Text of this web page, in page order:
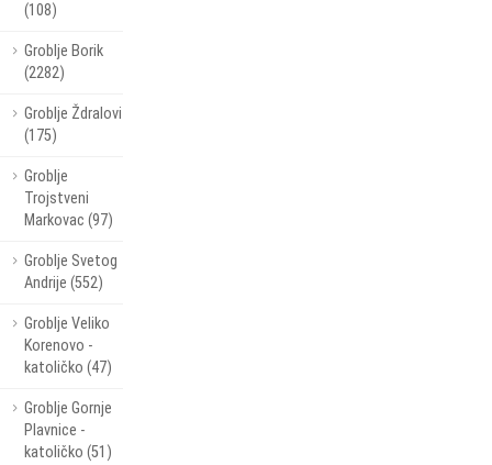
(108)
Groblje Borik
(2282)
Groblje Ždralovi
(175)
Groblje
Trojstveni
Markovac (97)
Groblje Svetog
Andrije (552)
Groblje Veliko
Korenovo -
katoličko (47)
Groblje Gornje
Plavnice -
katoličko (51)